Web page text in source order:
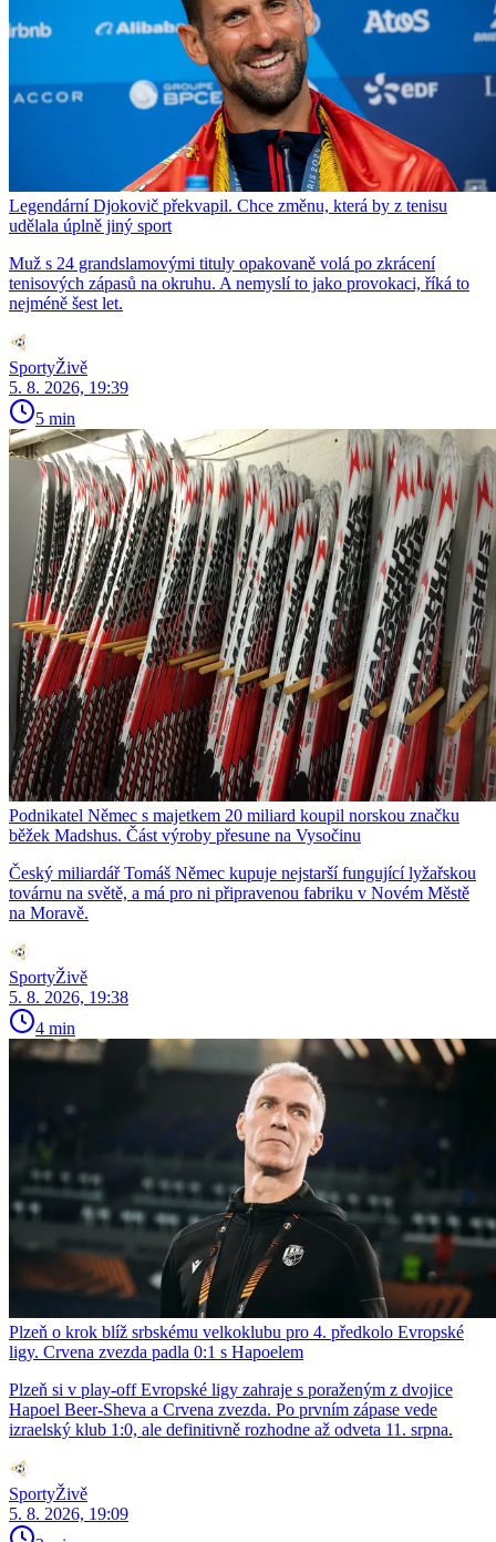
Legendární Djokovič překvapil. Chce změnu, která by z tenisu
udělala úplně jiný sport
Muž s 24 grandslamovými tituly opakovaně volá po zkrácení
tenisových zápasů na okruhu. A nemyslí to jako provokaci, říká to
nejméně šest let.
SportyŽivě
5. 8. 2026, 19:39
5 min
Podnikatel Němec s majetkem 20 miliard koupil norskou značku
běžek Madshus. Část výroby přesune na Vysočinu
Český miliardář Tomáš Němec kupuje nejstarší fungující lyžařskou
továrnu na světě, a má pro ni připravenou fabriku v Novém Městě
na Moravě.
SportyŽivě
5. 8. 2026, 19:38
4 min
Plzeň o krok blíž srbskému velkoklubu pro 4. předkolo Evropské
ligy. Crvena zvezda padla 0:1 s Hapoelem
Plzeň si v play-off Evropské ligy zahraje s poraženým z dvojice
Hapoel Beer-Sheva a Crvena zvezda. Po prvním zápase vede
izraelský klub 1:0, ale definitivně rozhodne až odveta 11. srpna.
SportyŽivě
5. 8. 2026, 19:09